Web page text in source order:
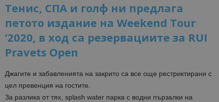
Тенис, СПА и голф ни предлага
петото издание на Weekend Tour
‘2020, в ход са резервациите за RUI
Pravets Open
Джагите и забавленията на закрито са все още рестриктирани с
цел превенция на гостите.
За разлика от тях, splash water парка с водни пързалки на